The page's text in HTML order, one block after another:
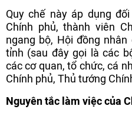
Quy chế này áp dụng
Chính phủ, thành viên
ngang bộ, Hội đồng
tỉnh (sau đây gọi là các
các cơ quan, tổ chức, cá
Chính phủ, Thủ tướng
Nguyên tắc làm việc của